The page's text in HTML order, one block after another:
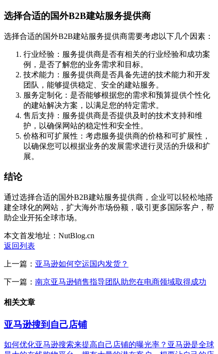
选择合适的国外B2B建站服务提供商
选择合适的国外B2B建站服务提供商需要考虑以下几个因素：
行业经验：服务提供商是否有相关的行业经验和成功案
例，是否了解您的业务需求和目标。
技术能力：服务提供商是否具备先进的技术能力和开发
团队，能够提供稳定、安全的建站服务。
服务定制化：是否能够根据您的需求和预算提供个性化
的建站解决方案，以满足您的特定需求。
售后支持：服务提供商是否提供及时的技术支持和维
护，以确保网站的稳定性和安全性。
价格和可扩展性：考虑服务提供商的价格和可扩展性，
以确保您可以根据业务的发展需求进行灵活的升级和扩
展。
结论
通过选择合适的国外B2B建站服务提供商，企业可以轻松地搭
建全球化的网站，扩大海外市场份额，吸引更多国际客户，帮
助企业开拓全球市场。
本文首发地址：NutBlog.cn
返回列表
上一篇： 亚马逊如何空运国内发货？
下一篇： 南京亚马逊销售指导团队助您在电商领域取得成功
相关文章
亚马逊搜到自己店铺
如何优化亚马逊搜索来提高自己店铺的曝光率？亚马逊是全球